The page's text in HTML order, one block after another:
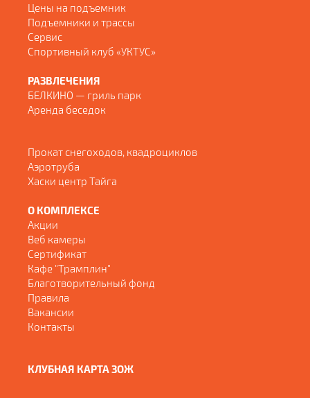
Цены на подъемник
Подъемники и трассы
Сервис
Спортивный клуб «УКТУС»
РАЗВЛЕЧЕНИЯ
БЕЛКИНО — гриль парк
Аренда беседок
Прокат снегоходов, квадроциклов
Аэротруба
Хаски центр Тайга
О КОМПЛЕКСЕ
Акции
Веб камеры
Сертификат
Кафе "Трамплин"
Благотворительный фонд
Правила
Вакансии
Контакты
КЛУБНАЯ КАРТА ЗОЖ